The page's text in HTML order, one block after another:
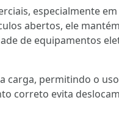
especialmente
abertos, ele
de equipamentos
permitindo o
correto evita